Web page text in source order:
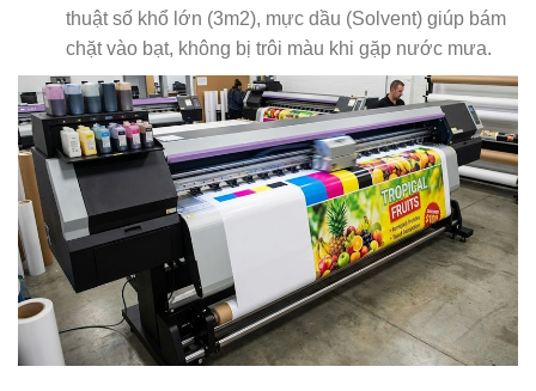
thuật số khổ lớn (3m2), mực dầu (Solvent) giúp bám
chặt vào bạt, không bị trôi màu khi gặp nước mưa.